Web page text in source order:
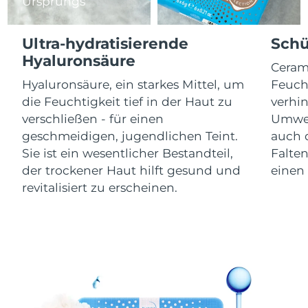
Ultra-hydratisierende
Hyaluronsäure
Hyaluronsäure, ein starkes Mittel, um
die Feuchtigkeit tief in der Haut zu
verschließen - für einen
geschmeidigen, jugendlichen Teint.
Sie ist ein wesentlicher Bestandteil,
der trockener Haut hilft gesund und
revitalisiert zu erscheinen.
auch
einen
11/08/2026
Israel
Erwartete Lieferung
13/08/2026
Italien
Erwartete Lieferung
09/08/2026
Japan
Erwartete Lieferung
Jersey
Erwartete Lieferung
14/08/2026
Erwartete Lieferung
09/08/2026